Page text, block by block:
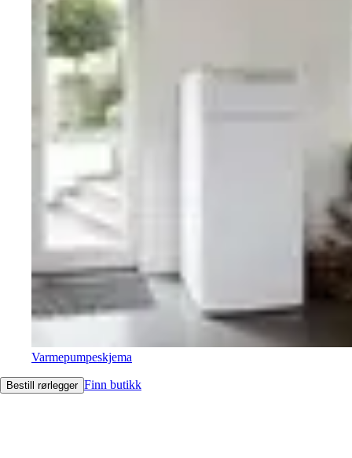
Varmepumpeskjema
Bestill rørlegger Finn butikk